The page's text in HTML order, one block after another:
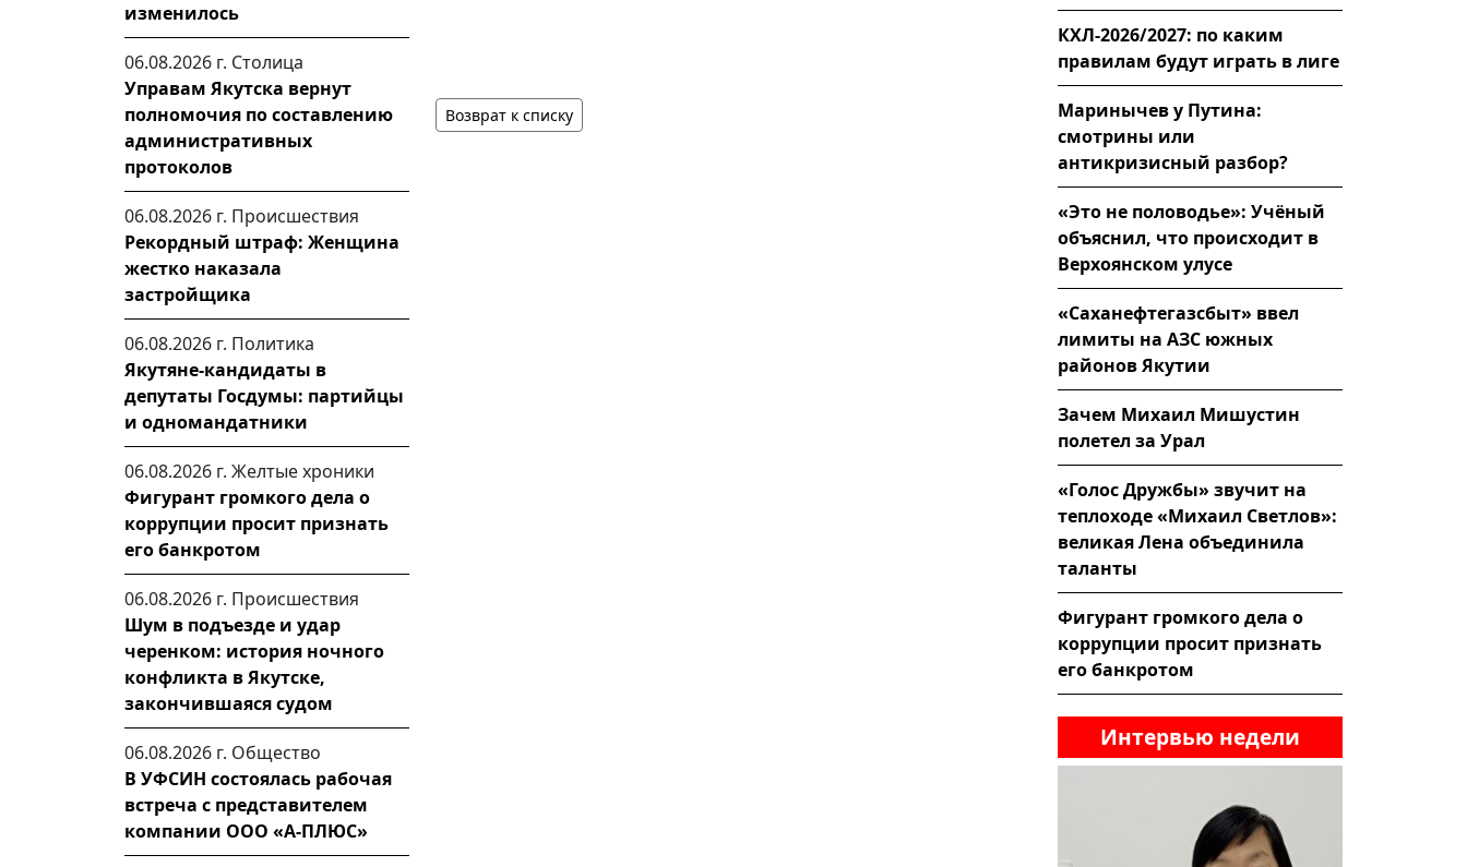
изменилось
06.08.2026 г. Столица
Управам Якутска вернут
полномочия по составлению
административных
протоколов
06.08.2026 г. Происшествия
Рекордный штраф: Женщина
жестко наказала
застройщика
06.08.2026 г. Политика
Якутяне-кандидаты в
депутаты Госдумы: партийцы
и одномандатники
06.08.2026 г. Желтые хроники
Фигурант громкого дела о
коррупции просит признать
его банкротом
06.08.2026 г. Происшествия
Шум в подъезде и удар
черенком: история ночного
конфликта в Якутске,
закончившаяся судом
06.08.2026 г. Общество
В УФСИН состоялась рабочая
встреча с представителем
компании ООО «А-ПЛЮС»
Возврат к списку
КХЛ-2026/2027: по каким
правилам будут играть в лиге
Маринычев у Путина:
смотрины или
антикризисный разбор?
«Это не половодье»: Учёный
объяснил, что происходит в
Верхоянском улусе
«Саханефтегазсбыт» ввел
лимиты на АЗС южных
районов Якутии
Зачем Михаил Мишустин
полетел за Урал
«Голос Дружбы» звучит на
теплоходе «Михаил Светлов»:
великая Лена объединила
таланты
Фигурант громкого дела о
коррупции просит признать
его банкротом
Интервью недели